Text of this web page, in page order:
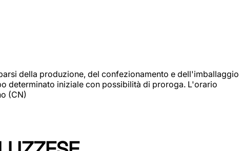
della produzione, del confezionamento e dell'imballaggio
determinato iniziale con possibilità di proroga. L'orario
(CN)